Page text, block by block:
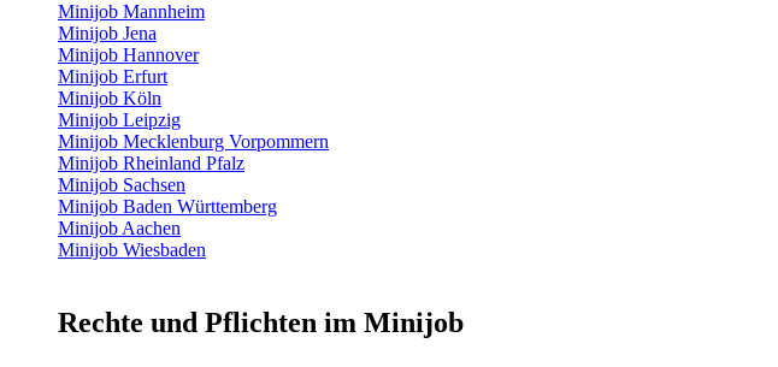
Minijob Mannheim
Minijob Jena
Minijob Hannover
Minijob Erfurt
Minijob Köln
Minijob Leipzig
Minijob Mecklenburg Vorpommern
Minijob Rheinland Pfalz
Minijob Sachsen
Minijob Baden Württemberg
Minijob Aachen
Minijob Wiesbaden
Rechte und Pflichten im Minijob